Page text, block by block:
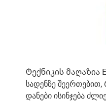
Ტექნიკის მაღაზია
სადენზე
დანები ისინჯება